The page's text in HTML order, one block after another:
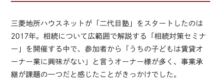
三菱地所ハウスネットが「二代目塾」をスタートしたのは
2017年。相続について広範囲で解説する「相続対策セミナ
ー」を開催する中で、参加者から「うちの子どもは賃貸オ
ーナー業に興味がない」と言うオーナー様が多く、事業承
継が課題の一つだと感じたことがきっかけでした。